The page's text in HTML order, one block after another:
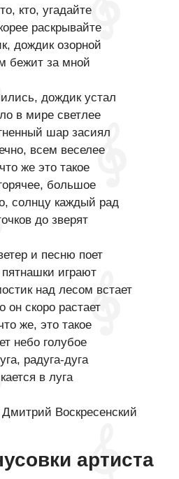
кто, угадайте
раскрывайте
дождик озорной
бежит за мной
дождик устал
в мире светлее
шар засиял
всем веселее
же это такое
большое
солнцу каждый рад
до зверят
и песню поет
играют
над лесом встает
он скоро растает
же, это такое
небо голубое
радуга-дуга
в луга
Воскресенский
артиста